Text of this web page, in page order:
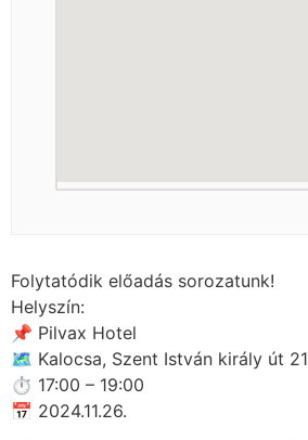
Folytatódik előadás sorozatunk!
Helyszín:
📌 Pilvax Hotel
🗺 Kalocsa, Szent István király út 21
⏱ 17:00 – 19:00
📅 2024.11.26.